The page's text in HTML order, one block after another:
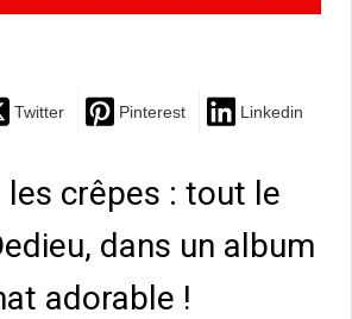
Twitter Pinterest Linkedin
les crêpes : tout le
dans un album
adorable !